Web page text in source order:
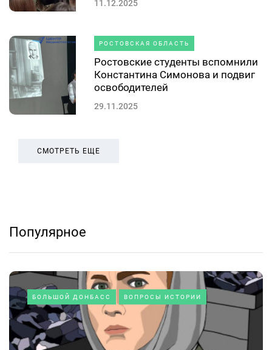
11.12.2025
РОСТОВСКАЯ ОБЛАСТЬ
Ростовские студенты вспомнили
Константина Симонова и подвиг
освободителей
29.11.2025
СМОТРЕТЬ ЕЩЕ
Популярное
БОЛЬШОЙ ДОНБАСС ВОПРОСЫ ИСТОРИИ